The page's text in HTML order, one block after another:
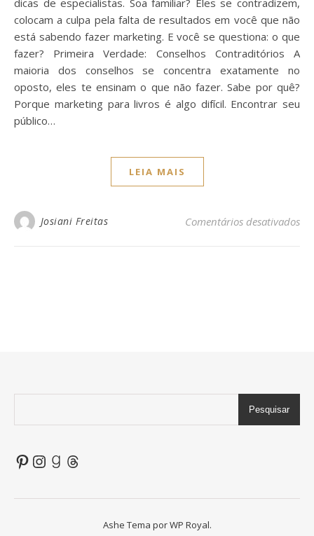
dicas de especialistas. Soa familiar? Eles se contradizem,
colocam a culpa pela falta de resultados em você que não
está sabendo fazer marketing. E você se questiona: o que
fazer? Primeira Verdade: Conselhos Contraditórios A
maioria dos conselhos se concentra exatamente no
oposto, eles te ensinam o que não fazer. Sabe por quê?
Porque marketing para livros é algo difícil. Encontrar seu
público…
LEIA MAIS
Josiani Freitas Comentários desativados
Pesquisar
Pinterest
Instagram
Goodreads
Threads
Ashe Tema porWP Royal.